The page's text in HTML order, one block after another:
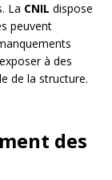
La CNIL dispose
peuvent
à des
de la structure.
des